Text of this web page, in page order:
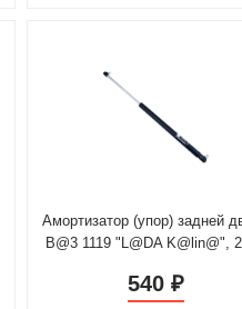
Амортизатор (упор) задней
B@3 1119 "L@DA K@lin@",
K@lin@ 2" хэтчбэк в сборе
540 ₽